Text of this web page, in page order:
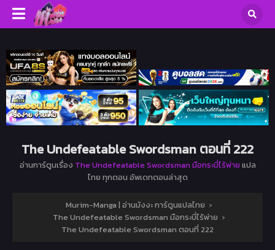
The Undefeatable Swordsman ตอนที่ 222
อ่านการ์ตูนเรื่อง The Undefeatable Swordsman มือกระบี่ไร้พ่าย แปล
ไทย ทุกตอน อัพเดทตอนล่าสุด
Murim-Manga | อ่านมังงะ การ์ตูนแปลไทย ›
The Undefeatable Swordsman มือกระบี่ไร้พ่าย ›
The Undefeatable Swordsman ตอนที่ 222